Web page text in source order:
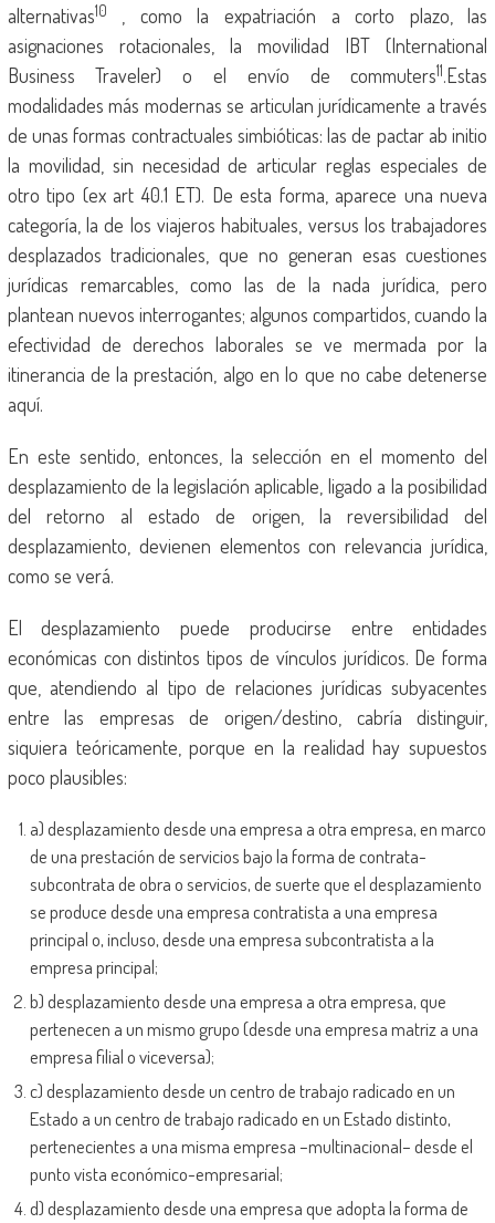
alternativas10
, como la expatriación a corto plazo, las
asignaciones rotacionales, la movilidad IBT (International
Business Traveler) o el envío de commuters11.Estas
modalidades más modernas se articulan jurídicamente a través
de unas formas contractuales simbióticas: las de pactar ab initio
la movilidad, sin necesidad de articular reglas especiales de
otro tipo (ex art 40.1 ET). De esta forma, aparece una nueva
categoría, la de los viajeros habituales, versus los trabajadores
desplazados tradicionales, que no generan esas cuestiones
jurídicas remarcables, como las de la nada jurídica, pero
plantean nuevos interrogantes; algunos compartidos, cuando la
efectividad de derechos laborales se ve mermada por la
itinerancia de la prestación, algo en lo que no cabe detenerse
aquí.
En este sentido, entonces, la selección en el momento del
desplazamiento de la legislación aplicable, ligado a la posibilidad
del retorno al estado de origen, la reversibilidad del
desplazamiento, devienen elementos con relevancia jurídica,
como se verá.
El desplazamiento puede producirse entre entidades
económicas con distintos tipos de vínculos jurídicos. De forma
que, atendiendo al tipo de relaciones jurídicas subyacentes
entre las empresas de origen/destino, cabría distinguir,
siquiera teóricamente, porque en la realidad hay supuestos
poco plausibles:
a) desplazamiento desde una empresa a otra empresa, en marco
de una prestación de servicios bajo la forma de contrata-
subcontrata de obra o servicios, de suerte que el desplazamiento
se produce desde una empresa contratista a una empresa
principal o, incluso, desde una empresa subcontratista a la
empresa principal;
b) desplazamiento desde una empresa a otra empresa, que
pertenecen a un mismo grupo (desde una empresa matriz a una
empresa filial o viceversa);
c) desplazamiento desde un centro de trabajo radicado en un
Estado a un centro de trabajo radicado en un Estado distinto,
pertenecientes a una misma empresa –multinacional– desde el
punto vista económico-empresarial;
d) desplazamiento desde una empresa que adopta la forma de